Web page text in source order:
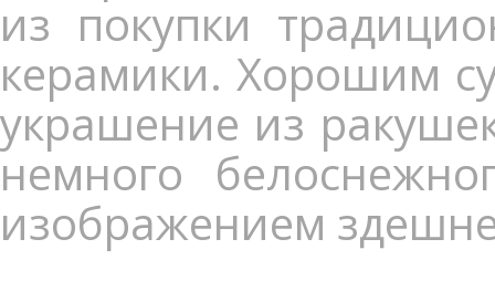
из покупки
керамики. Хорошим
украшение из
немного
изображением